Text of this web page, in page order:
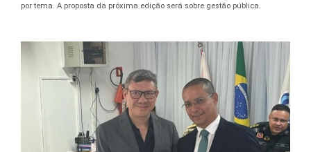
por tema. A proposta da próxima edição será sobre gestão pública.